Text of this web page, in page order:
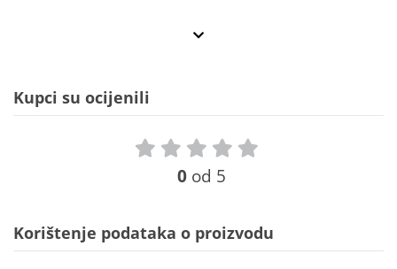
Kupci su ocijenili
0 od 5
Korištenje podataka o proizvodu